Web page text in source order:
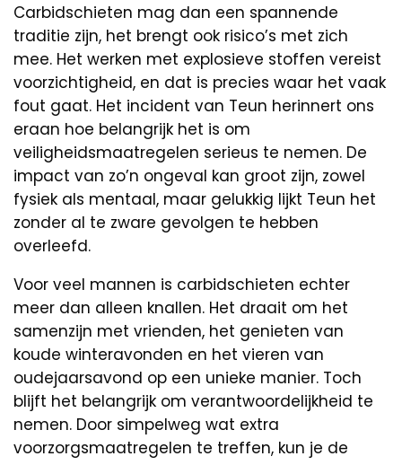
Carbidschieten mag dan een spannende
traditie zijn, het brengt ook risico’s met zich
mee. Het werken met explosieve stoffen vereist
voorzichtigheid, en dat is precies waar het vaak
fout gaat. Het incident van Teun herinnert ons
eraan hoe belangrijk het is om
veiligheidsmaatregelen serieus te nemen. De
impact van zo’n ongeval kan groot zijn, zowel
fysiek als mentaal, maar gelukkig lijkt Teun het
zonder al te zware gevolgen te hebben
overleefd.
Voor veel mannen is carbidschieten echter
meer dan alleen knallen. Het draait om het
samenzijn met vrienden, het genieten van
koude winteravonden en het vieren van
oudejaarsavond op een unieke manier. Toch
blijft het belangrijk om verantwoordelijkheid te
nemen. Door simpelweg wat extra
voorzorgsmaatregelen te treffen, kun je de